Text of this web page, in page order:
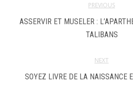
PREVIOUS
ASSERVIR ET MUSELER :
TALIBANS
NEXT
SOYEZ LIVRE DE LA NAISSANCE